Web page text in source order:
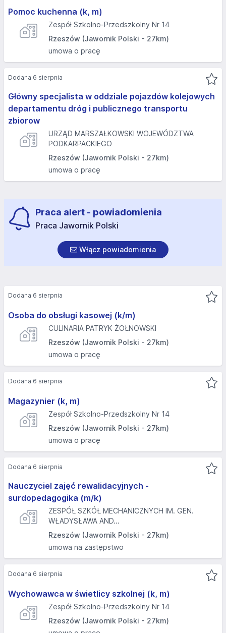
Pomoc kuchenna (k, m)
Zespół Szkolno-Przedszkolny Nr 14
Rzeszów (Jawornik Polski - 27km)
umowa o pracę
Główny specjalista w oddziale pojazdów kolejowych
departamentu dróg i publicznego transportu
zbiorow
URZĄD MARSZAŁKOWSKI WOJEWÓDZTWA
PODKARPACKIEGO
Rzeszów (Jawornik Polski - 27km)
umowa o pracę
Dodana 6 sierpnia
Praca alert - powiadomienia
Praca Jawornik Polski
Włącz powiadomienia
Osoba do obsługi kasowej (k/m)
CULINARIA PATRYK ŻOŁNOWSKI
Rzeszów (Jawornik Polski - 27km)
umowa o pracę
Dodana 6 sierpnia
Magazynier (k, m)
Zespół Szkolno-Przedszkolny Nr 14
Rzeszów (Jawornik Polski - 27km)
umowa o pracę
Dodana 6 sierpnia
Nauczyciel zajęć rewalidacyjnych -
surdopedagogika (m/k)
ZESPÓŁ SZKÓŁ MECHANICZNYCH IM. GEN.
WŁADYSŁAWA AND...
Rzeszów (Jawornik Polski - 27km)
umowa na zastępstwo
Dodana 6 sierpnia
Wychowawca w świetlicy szkolnej (k, m)
Zespół Szkolno-Przedszkolny Nr 14
Rzeszów (Jawornik Polski - 27km)
Dodana 6 sierpnia